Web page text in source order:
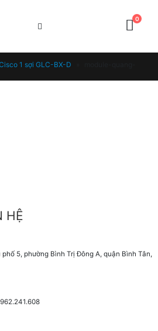
0
1 sợi GLC-BX-D
HỆ
5, phường Bình Trị Đông A, quận Bình Tân,